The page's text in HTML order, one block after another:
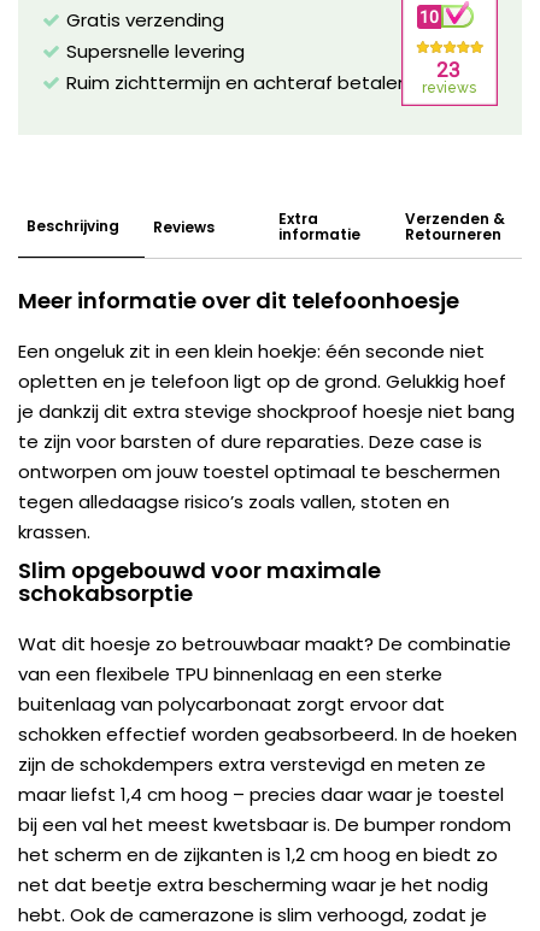
Gratis verzending
Supersnelle levering
Ruim zichttermijn en achteraf betalen mogelijk!
Beschrijving Reviews Extra
informatie
Verzenden &
Retourneren
Meer informatie over dit telefoonhoesje
Een ongeluk zit in een klein hoekje: één seconde niet
opletten en je telefoon ligt op de grond. Gelukkig hoef
je dankzij dit extra stevige shockproof hoesje niet bang
te zijn voor barsten of dure reparaties. Deze case is
ontworpen om jouw toestel optimaal te beschermen
tegen alledaagse risico’s zoals vallen, stoten en
krassen.
Slim opgebouwd voor maximale
schokabsorptie
Wat dit hoesje zo betrouwbaar maakt? De combinatie
van een flexibele TPU binnenlaag en een sterke
buitenlaag van polycarbonaat zorgt ervoor dat
schokken effectief worden geabsorbeerd. In de hoeken
zijn de schokdempers extra verstevigd en meten ze
maar liefst 1,4 cm hoog – precies daar waar je toestel
bij een val het meest kwetsbaar is. De bumper rondom
het scherm en de zijkanten is 1,2 cm hoog en biedt zo
net dat beetje extra bescherming waar je het nodig
hebt. Ook de camerazone is slim verhoogd, zodat je